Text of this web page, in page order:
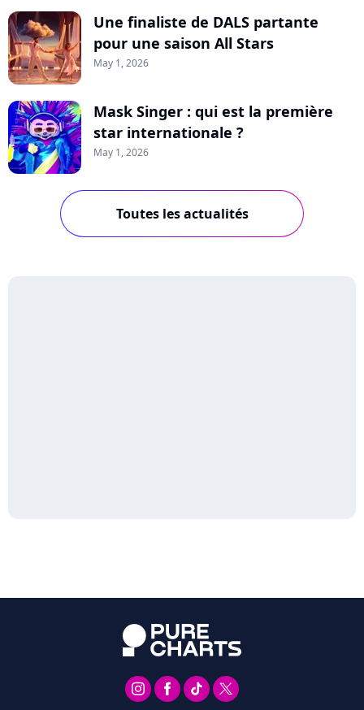
Une finaliste de DALS partante
pour une saison All Stars
May 1, 2026
Mask Singer : qui est la première
star internationale ?
May 1, 2026
Toutes les actualités